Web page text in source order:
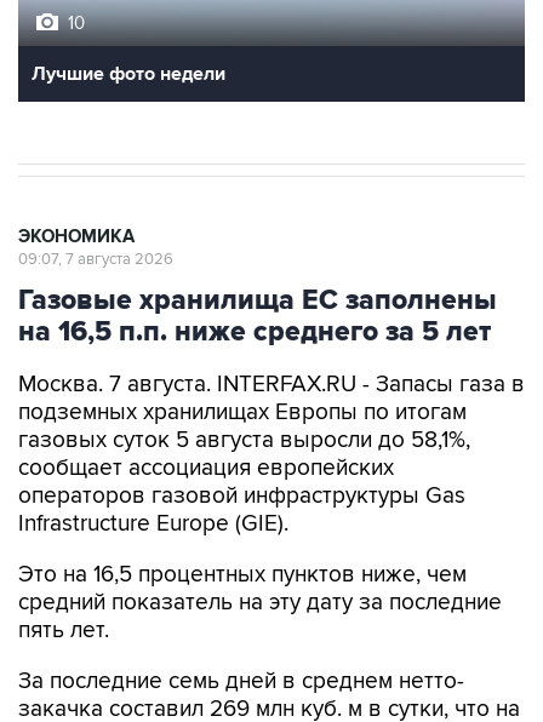
10
Лучшие фото недели
ЭКОНОМИКА
09:07, 7 августа 2026
Газовые хранилища ЕС заполнены
на 16,5 п.п. ниже среднего за 5 лет
Москва. 7 августа. INTERFAX.RU - Запасы газа в
подземных хранилищах Европы по итогам
газовых суток 5 августа выросли до 58,1%,
сообщает ассоциация европейских
операторов газовой инфраструктуры Gas
Infrastructure Europe (GIE).
Это на 16,5 процентных пунктов ниже, чем
средний показатель на эту дату за последние
пять лет.
За последние семь дней в среднем нетто-
закачка составил 269 млн куб. м в сутки, что на